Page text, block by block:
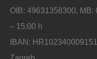
OIB: 49631358300,
– 15:00 h
IBAN: